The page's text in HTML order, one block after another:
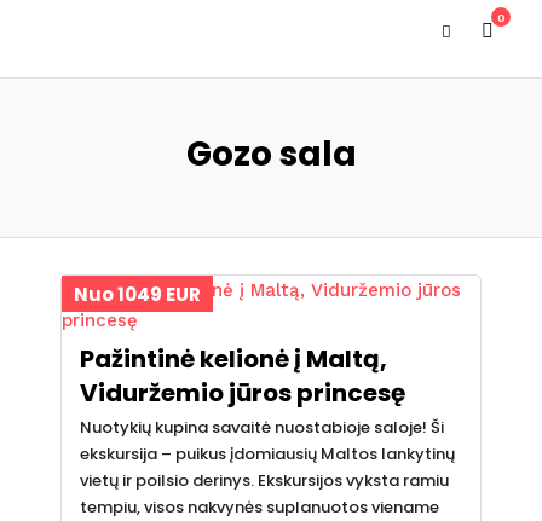
0
Gozo sala
Nuo 1049 EUR
Pažintinė kelionė į Maltą,
Viduržemio jūros princesę
Nuotykių kupina savaitė nuostabioje saloje! Ši
ekskursija – puikus įdomiausių Maltos lankytinų
vietų ir poilsio derinys. Ekskursijos vyksta ramiu
tempiu, visos nakvynės suplanuotos viename